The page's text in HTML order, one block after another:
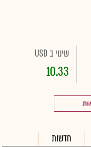
שינוי ב USD
10.33
חדשות